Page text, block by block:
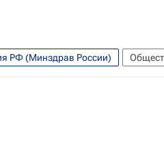
РФ (Минздрав России)
Сергей Кравцов